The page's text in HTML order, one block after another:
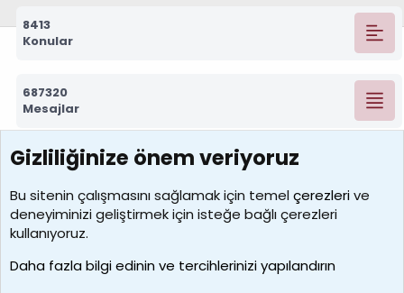
8413
Konular
687320
Mesajlar
7390
Kullanıcılar
MosesBrownHayranı
Son üye
Gizliliğinize önem veriyoruz
Bu sitenin çalışmasını sağlamak için temelçerezlerive
deneyiminizi geliştirmek için isteğe bağlı çerezleri
kullanıyoruz.
Daha fazla bilgi edinin ve tercihlerinizi yapılandırın